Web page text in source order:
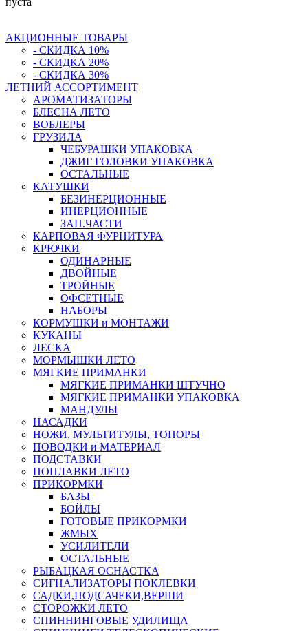
АКЦИОННЫЕ ТОВАРЫ
- СКИДКА 10%
- СКИДКА 20%
- СКИДКА 30%
ЛЕТНИЙ АССОРТИМЕНТ
АРОМАТИЗАТОРЫ
БЛЕСНА ЛЕТО
ВОБЛЕРЫ
ГРУЗИЛА
ЧЕБУРАШКИ УПАКОВКА
ДЖИГ ГОЛОВКИ УПАКОВКА
ОСТАЛЬНЫЕ
КАТУШКИ
БЕЗИНЕРЦИОННЫЕ
ИНЕРЦИОННЫЕ
ЗАП.ЧАСТИ
КАРПОВАЯ ФУРНИТУРА
КРЮЧКИ
ОДИНАРНЫЕ
ДВОЙНЫЕ
ТРОЙНЫЕ
ОФСЕТНЫЕ
НАБОРЫ
КОРМУШКИ и МОНТАЖИ
КУКАНЫ
ЛЕСКА
МОРМЫШКИ ЛЕТО
МЯГКИЕ ПРИМАНКИ
МЯГКИЕ ПРИМАНКИ ШТУЧНО
МЯГКИЕ ПРИМАНКИ УПАКОВКА
МАНДУЛЫ
НАСАДКИ
НОЖИ, МУЛЬТИТУЛЫ, ТОПОРЫ
ПОВОДКИ и МАТЕРИАЛ
ПОДСТАВКИ
ПОПЛАВКИ ЛЕТО
ПРИКОРМКИ
БАЗЫ
БОЙЛЫ
ГОТОВЫЕ ПРИКОРМКИ
ЖМЫХ
УСИЛИТЕЛИ
ОСТАЛЬНЫЕ
РЫБАЦКАЯ ОСНАСТКА
СИГНАЛИЗАТОРЫ ПОКЛЕВКИ
САДКИ,ПОДСАЧЕКИ,ВЕРШИ
СТОРОЖКИ ЛЕТО
СПИННИНГОВЫЕ УДИЛИЩА